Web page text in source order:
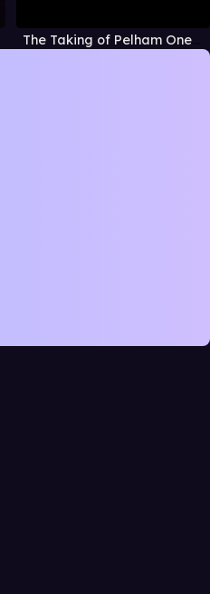
The Taking of Pelham One Two Three